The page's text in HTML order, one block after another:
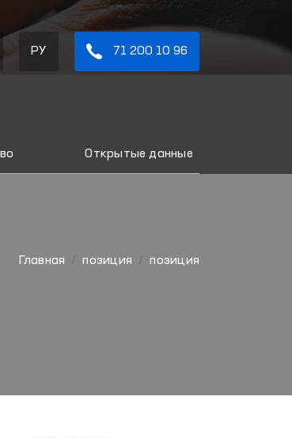
РУ 71 200 10 96
Открытые данные
Главная позиция позиция